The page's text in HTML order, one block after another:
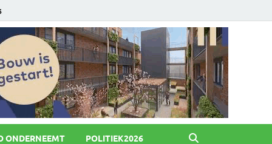
ONDERNEEMT POLITIEK2026